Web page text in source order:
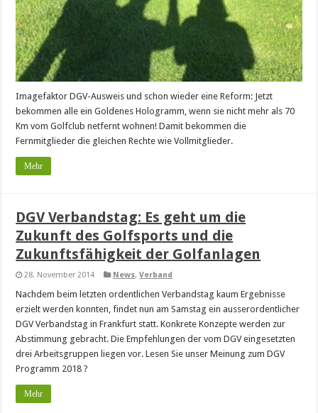
Imagefaktor DGV-Ausweis und schon wieder eine Reform: Jetzt
bekommen alle ein Goldenes Hologramm, wenn sie nicht mehr als 70
Km vom Golfclub netfernt wohnen! Damit bekommen die
Fernmitglieder die gleichen Rechte wie Vollmitglieder.
Mehr
DGV Verbandstag: Es geht um die
Zukunft des Golfsports und die
Zukunftsfähigkeit der Golfanlagen
28. November 2014 News,Verband
Nachdem beim letzten ordentlichen Verbandstag kaum Ergebnisse
erzielt werden konnten, findet nun am Samstag ein ausserordentlicher
DGV Verbandstag in Frankfurt statt. Konkrete Konzepte werden zur
Abstimmung gebracht. Die Empfehlungen der vom DGV eingesetzten
drei Arbeitsgruppen liegen vor. Lesen Sie unser Meinung zum DGV
Programm 2018 ?
Mehr